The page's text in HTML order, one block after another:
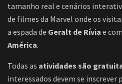
tamanho real e cenários
de filmes da Marvel onde os
a espada de Geralt de Rívia e
América.
Todas as atividades são
interessados devem se